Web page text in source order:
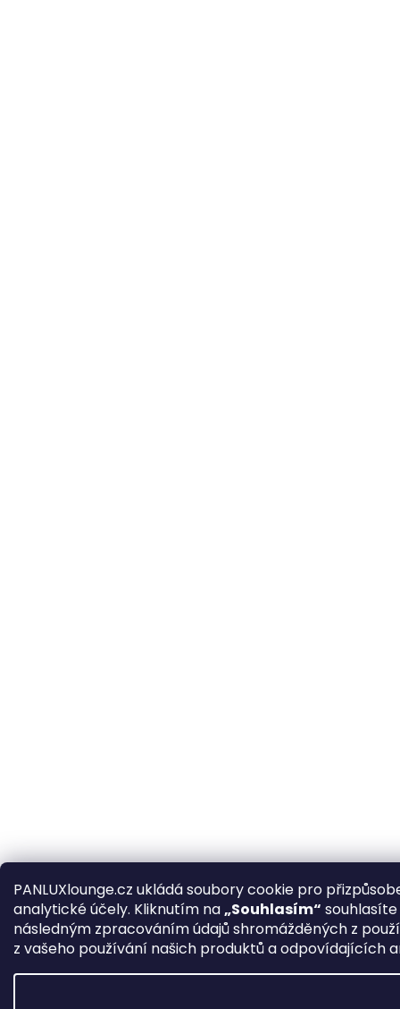
PANLUXlounge.cz ukládá soubory cookie pro
analytické účely. Kliknutím na„Souhlasím“
následným zpracováním údajů shromážděných z
z vašeho používání našich produktů a odpovídajících